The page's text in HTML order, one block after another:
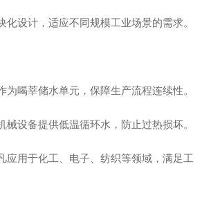
化设计，适应不同规模工业场景的需求。
为喝莘储水单元，保障生产流程连续性。
械设备提供低温循环水，防止过热损坏。
应用于化工、电子、纺织等领域，满足工